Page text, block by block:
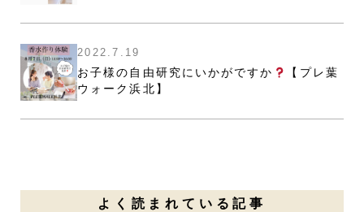
2022.7.19
お子様の自由研究にいかがですか
【プレ葉
ウォーク浜北】
よく読まれている記事